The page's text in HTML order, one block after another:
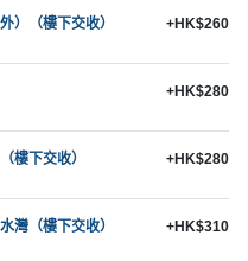
）（樓下交收） +HK$260
+HK$280
樓下交收） +HK$280
灣（樓下交收） +HK$310